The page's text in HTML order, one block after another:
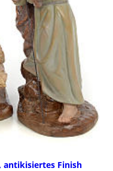
antikisiertes Finish